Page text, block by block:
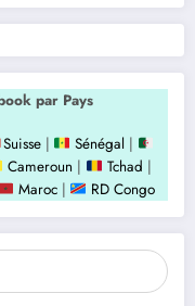
par Pays
Suisse| Sénégal |
Cameroun | Tchad |
Maroc| RD Congo